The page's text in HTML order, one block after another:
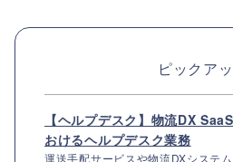
ピックア
【ヘルプデスク】物流DX
おけるヘルプデスク業務
運送手配サービスや物流DXシステ